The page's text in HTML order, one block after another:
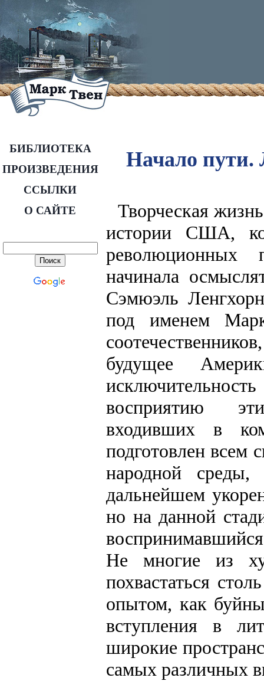
БИБЛИОТЕКА
ПРОИЗВЕДЕНИЯ
ССЫЛКИ
О САЙТЕ
Начало пути.
Творческая
истории США,
революционных
начинала
Сэмюэль
под именем
будущее
восприятию
входивших в
подготовлен
народной
дальнейшем
но на данной
Не многие из
похвастаться
опытом, как
вступления в
широкие
самых различных